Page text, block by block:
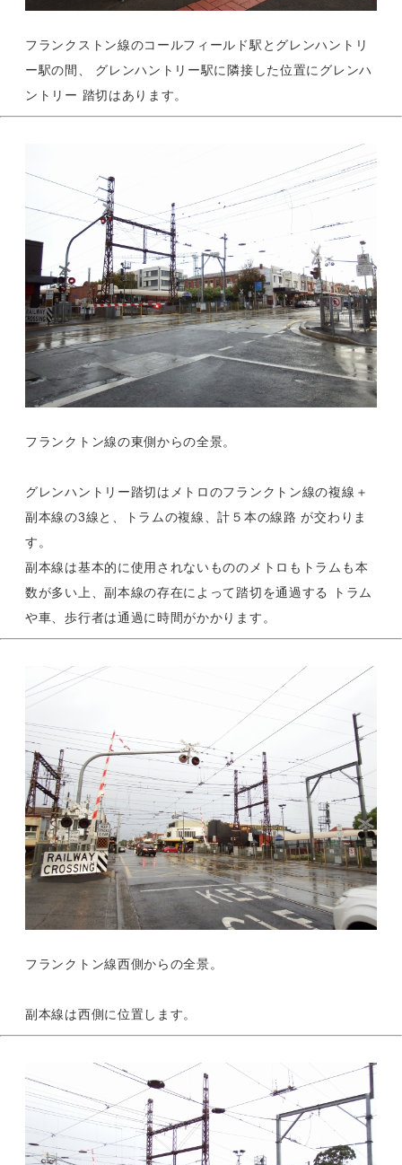
フランクストン線のコールフィールド駅とグレンハントリ
ー駅の間、 グレンハントリー駅に隣接した位置にグレンハ
ントリー 踏切はあります。
フランクトン線の東側からの全景。
グレンハントリー踏切はメトロのフランクトン線の複線＋
副本線の3線と、トラムの複線、計５本の線路 が交わりま
す。
副本線は基本的に使用されないもののメトロもトラムも本
数が多い上、副本線の存在によって踏切を通過する トラム
や車、歩行者は通過に時間がかかります。
フランクトン線西側からの全景。
副本線は西側に位置します。